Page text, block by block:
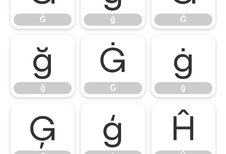
Ĝ ĝ Ğ
ğ
ğ
Ġ
Ġ
ġ
ġ
Ģ ģ Ĥ